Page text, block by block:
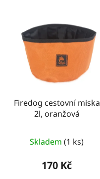
Firedog cestovní miska
2l, oranžová
Skladem (1 ks)
170 Kč